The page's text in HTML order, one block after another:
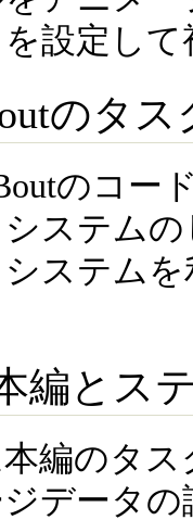
設定し
のタ
のコー
システム
システム
編とス
編のタス
データ